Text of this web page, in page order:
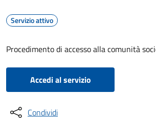
Servizio attivo
Procedimento di accesso alla comunità
Accedi al servizio
Condividi